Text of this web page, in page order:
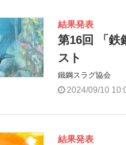
結果発表
第16回 「鉄
スト
鐵鋼スラグ協会
2024/09/10
結果発表